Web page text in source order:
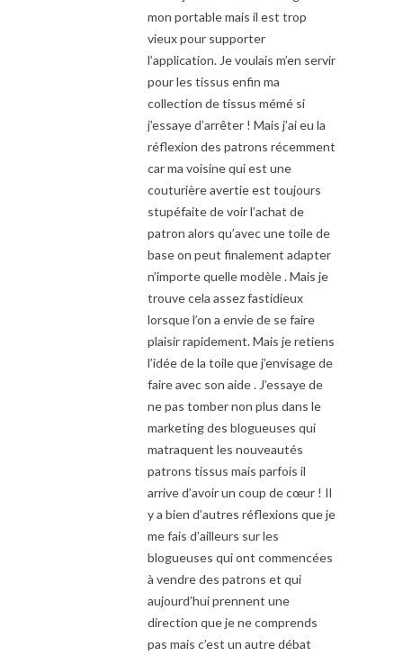
mon portable mais il est trop
vieux pour supporter
l’application. Je voulais m’en servir
pour les tissus enfin ma
collection de tissus mémé si
j’essaye d’arrêter ! Mais j’ai eu la
réflexion des patrons récemment
car ma voisine qui est une
couturière avertie est toujours
stupéfaite de voir l’achat de
patron alors qu’avec une toile de
base on peut finalement adapter
n’importe quelle modèle . Mais je
trouve cela assez fastidieux
lorsque l’on a envie de se faire
plaisir rapidement. Mais je retiens
l’idée de la toile que j’envisage de
faire avec son aide . J’essaye de
ne pas tomber non plus dans le
marketing des blogueuses qui
matraquent les nouveautés
patrons tissus mais parfois il
arrive d’avoir un coup de cœur ! Il
y a bien d’autres réflexions que je
me fais d’ailleurs sur les
blogueuses qui ont commencées
à vendre des patrons et qui
aujourd’hui prennent une
direction que je ne comprends
pas mais c’est un autre débat